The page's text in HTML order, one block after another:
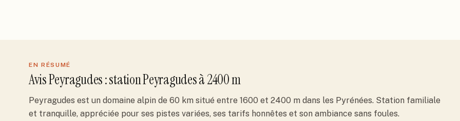
EN RÉSUMÉ
AvisPeyragudes: stationPeyragudesà 2400 m
Peyragudes est un domaine alpin de 60 km situé entre 1600 et 2400 m dans les Pyrénées. Station familiale
et tranquille, appréciée pour ses pistes variées, ses tarifs honnêtes et son ambiance sans foules.